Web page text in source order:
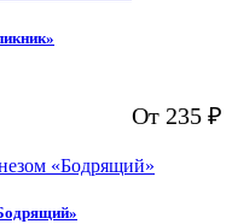
От 235 ₽